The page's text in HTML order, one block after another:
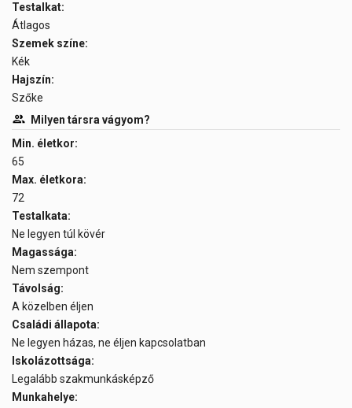
Testalkat:
Átlagos
Szemek színe:
Kék
Hajszín:
Szőke
Milyen társra vágyom?
Min. életkor:
65
Max. életkora:
72
Testalkata:
Ne legyen túl kövér
Magassága:
Nem szempont
Távolság:
A közelben éljen
Családi állapota:
Ne legyen házas, ne éljen kapcsolatban
Iskolázottsága:
Legalább szakmunkásképző
Munkahelye: